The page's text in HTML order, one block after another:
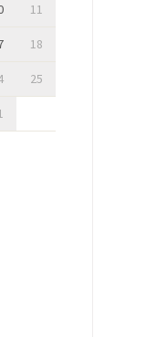
11
18
25